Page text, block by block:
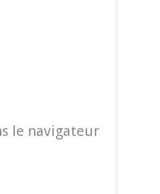
le navigateur